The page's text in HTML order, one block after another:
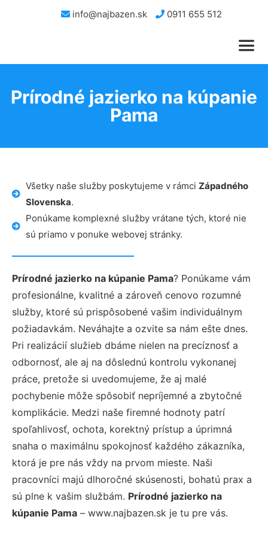
info@najbazen.sk 0911 655 512
Prírodné jazierko na kúpanie
Pama
Všetky naše služby poskytujeme v rámci Západného
Slovenska.
Ponúkame komplexné služby vrátane tých, ktoré nie
sú priamo v ponuke webovej stránky.
Prírodné jazierko na kúpanie Pama? Ponúkame vám
profesionálne, kvalitné a zároveň cenovo rozumné
služby, ktoré sú prispôsobené vašim individuálnym
požiadavkám. Neváhajte a ozvite sa nám ešte dnes.
Pri realizácií služieb dbáme nielen na precíznosť a
odbornosť, ale aj na dôslednú kontrolu vykonanej
práce, pretože si uvedomujeme, že aj malé
pochybenie môže spôsobiť nepríjemné a zbytočné
komplikácie. Medzi naše firemné hodnoty patrí
spoľahlivosť, ochota, korektný prístup a úprimná
snaha o maximálnu spokojnosť každého zákazníka,
ktorá je pre nás vždy na prvom mieste. Naši
pracovníci majú dlhoročné skúsenosti, bohatú prax a
sú plne k vašim službám. Prírodné jazierko na
kúpanie Pama – www.najbazen.sk je tu pre vás.